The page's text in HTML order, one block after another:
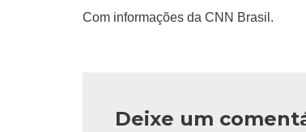
Com informações da CNN Brasil.
Deixe um